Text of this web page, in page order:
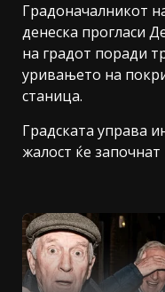
Градоначалникот
денеска прогласи
на градот поради
уривањето на
станица.
Градската управа
жалост ќе